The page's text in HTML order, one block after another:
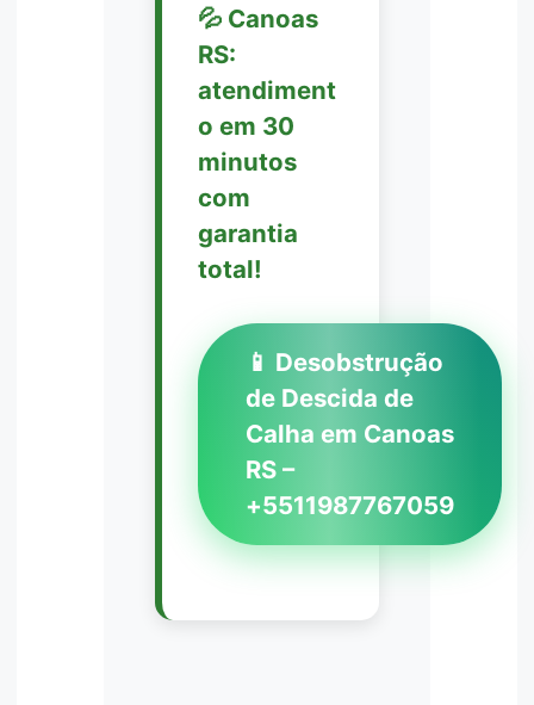
💦 Canoas
RS:
atendiment
o em 30
minutos
com
garantia
total!
📱 Desobstrução
de Descida de
Calha em Canoas
RS –
+5511987767059